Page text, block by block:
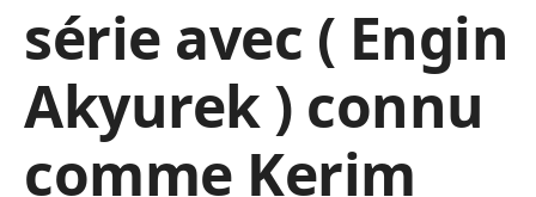
série avec ( Engin
Akyurek ) connu
comme Kerim